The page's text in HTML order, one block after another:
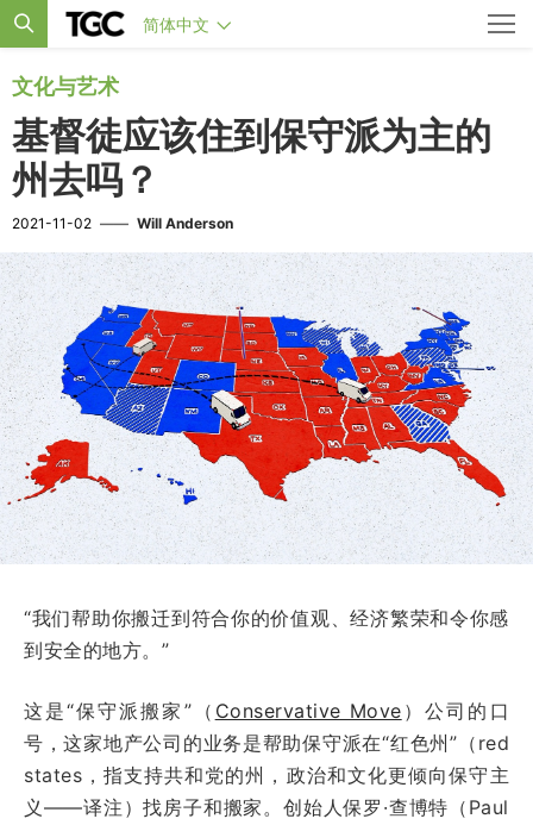
简体中文
文化与艺术
基督徒应该住到保守派为主的
州去吗？
2021-11-02 —— Will Anderson
“我们帮助你搬迁到符合你的价值观、经济繁荣和令你感
到安全的地方。”
这是“保守派搬家”（ Conservative Move ）公司的口
号，这家地产公司的业务是帮助保守派在“红色州”（red
states，指支持共和党的州，政治和文化更倾向保守主
义——译注）找房子和搬家。创始人保罗·查博特（Paul